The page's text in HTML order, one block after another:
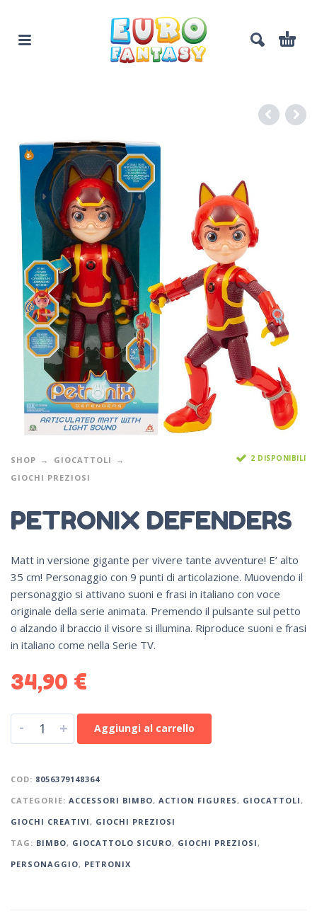
SHOP
GIOCATTOLI
GIOCHI PREZIOSI
2 DISPONIBILI
PETRONIX DEFENDERS
Matt in versione gigante per vivere tante avventure! E’ alto
35 cm! Personaggio con 9 punti di articolazione. Muovendo il
personaggio si attivano suoni e frasi in italiano con voce
originale della serie animata. Premendo il pulsante sul petto
o alzando il braccio il visore si illumina. Riproduce suoni e frasi
in italiano come nella Serie TV.
34,90 €
- + Aggiungi al carrello
COD: 8056379148364
CATEGORIE: ACCESSORI BIMBO, ACTION FIGURES, GIOCATTOLI,
GIOCHI CREATIVI, GIOCHI PREZIOSI
TAG: BIMBO, GIOCATTOLO SICURO, GIOCHI PREZIOSI,
PERSONAGGIO, PETRONIX